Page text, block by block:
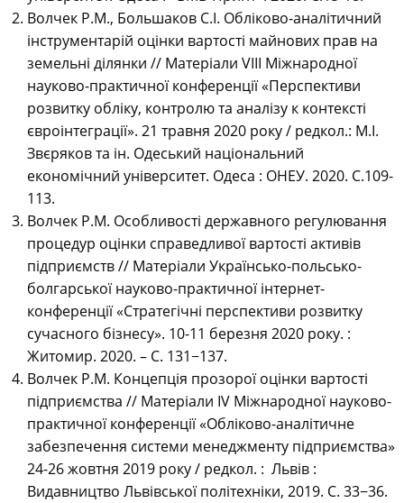
Волчек Р.М., Большаков С.І. Обліково-аналітичний
інструментарій оцінки вартості майнових прав на
земельні ділянки // Матеріали VIII Міжнародної
науково-практичної конференції «Перспективи
розвитку обліку, контролю та аналізу к контексті
євроінтеграції». 21 травня 2020 року / редкол.: М.І.
Звєряков та ін. Одеський національний
економічний університет. Одеса : ОНЕУ. 2020. С.109-
113.
Волчек Р.М. Особливості державного регулювання
процедур оцінки справедливої вартості активів
підприємств // Матеріали Українсько-польсько-
болгарської науково-практичної інтернет-
конференції «Стратегічні перспективи розвитку
сучасного бізнесу». 10-11 березня 2020 року. :
Житомир. 2020. – С. 131−137.
Волчек Р.М. Концепція прозорої оцінки вартості
підприємства // Матеріали ІV Міжнародної науково-
практичної конференції «Обліково-аналітичне
забезпечення системи менеджменту підприємства»
24-26 жовтня 2019 року / редкол. : Львів :
Видавництво Львівської політехніки, 2019. С. 33−36.